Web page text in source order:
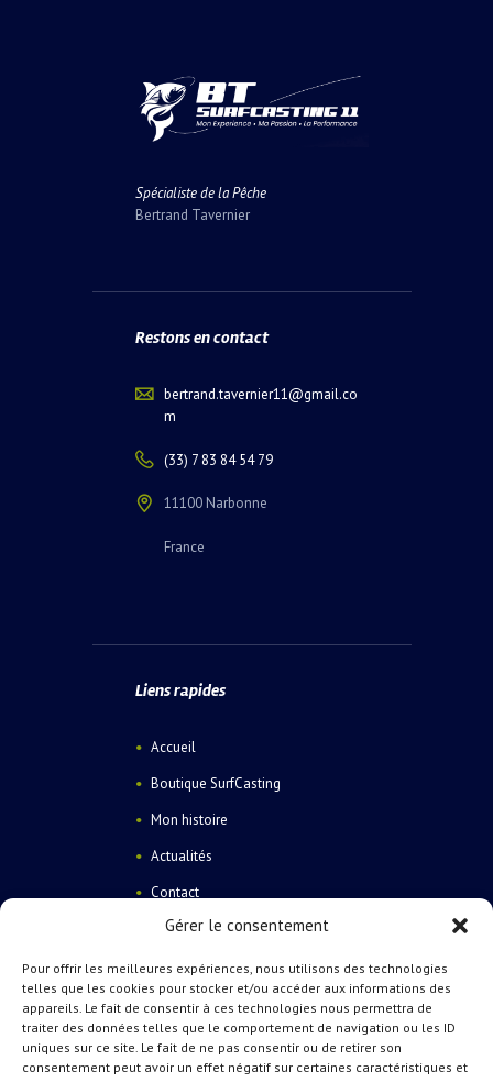
Gérer le consentement
Pour offrir les meilleures expériences, nous utilisons des technologies
telles que les cookies pour stocker et/ou accéder aux informations des
appareils. Le fait de consentir à ces technologies nous permettra de
traiter des données telles que le comportement de navigation ou les ID
uniques sur ce site. Le fait de ne pas consentir ou de retirer son
consentement peut avoir un effet négatif sur certaines caractéristiques et
Spécialiste de la Pêche
Bertrand Tavernier
Restons en contact
bertrand.tavernier11@gmail.co
m
(33) 7 83 84 54 79
11100 Narbonne
France
Liens rapides
Accueil
Boutique SurfCasting
Mon histoire
Actualités
Contact
Catégories de produits